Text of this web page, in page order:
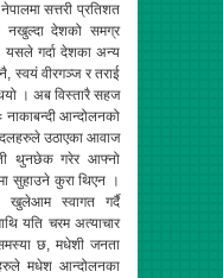
सत्तरी प्रतिशत
नखुल्दा देशको समग्र
यसले गर्दा देशका अन्य
स्वयं वीरगञ्ज र तराई
। अब विस्तारै सहज
आन्दोलनको
उठाएका आवाज
थुनछेक गरेर आफ्नो
सुहाउने कुरा थिएन ।
खुलेआम स्वागत गर्दै
यति चरम अत्याचार
छ, मधेशी जनता
मधेश आन्दोलनका